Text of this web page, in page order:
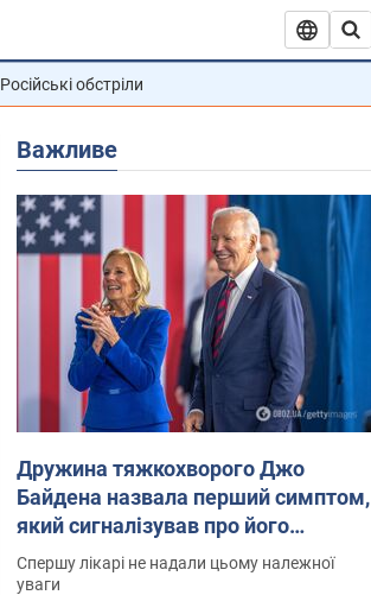
Російські обстріли
Важливе
Дружина тяжкохворого Джо
Байдена назвала перший симптом,
який сигналізував про його
"агресивний" рак
Спершу лікарі не надали цьому належної
уваги